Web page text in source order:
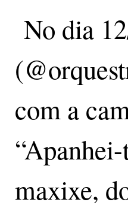
No dia
com a
maxixe,